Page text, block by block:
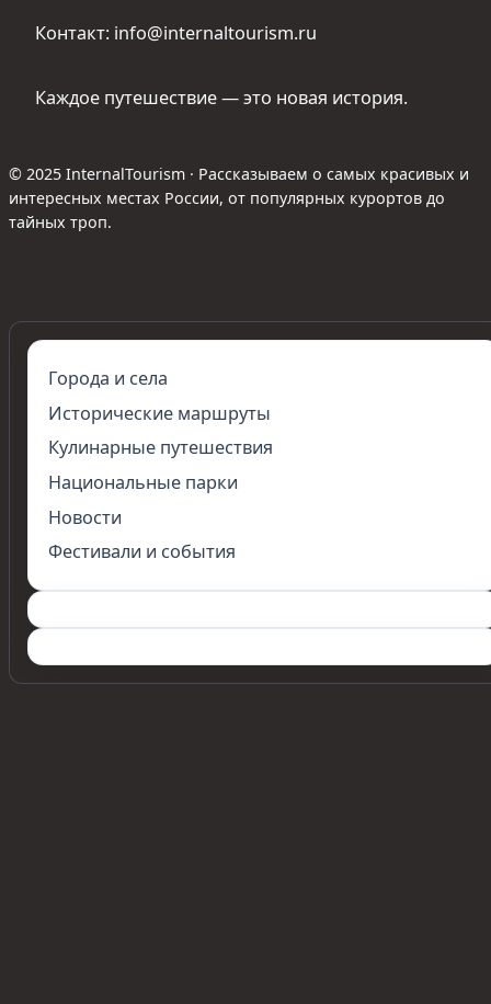
Контакт: info@internaltourism.ru
Каждое путешествие — это новая история.
© 2025 InternalTourism · Рассказываем о самых красивых и
интересных местах России, от популярных курортов до
тайных троп.
Города и села
Исторические маршруты
Кулинарные путешествия
Национальные парки
Новости
Фестивали и события